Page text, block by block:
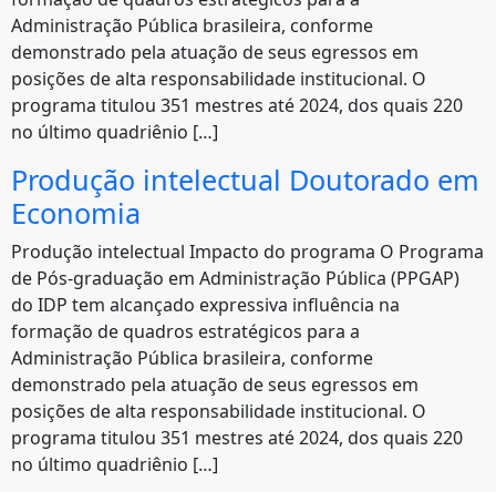
Administração Pública brasileira, conforme
demonstrado pela atuação de seus egressos em
posições de alta responsabilidade institucional. O
programa titulou 351 mestres até 2024, dos quais 220
no último quadriênio […]
Produção intelectual Doutorado em
Economia
Produção intelectual Impacto do programa O Programa
de Pós-graduação em Administração Pública (PPGAP)
do IDP tem alcançado expressiva influência na
formação de quadros estratégicos para a
Administração Pública brasileira, conforme
demonstrado pela atuação de seus egressos em
posições de alta responsabilidade institucional. O
programa titulou 351 mestres até 2024, dos quais 220
no último quadriênio […]